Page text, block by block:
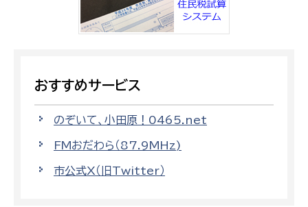
おすすめサービス
のぞいて、小田原！0465.net
FMおだわら（87.9MHz)
市公式X（旧Twitter）